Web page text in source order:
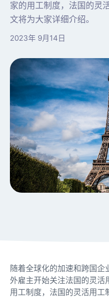
家的用工制度，法国的灵
文将为大家详细介绍。
2023年 9月14日
随着全球化的加速和跨国
外雇主开始关注法国的灵活
用工制度，法国的灵活用工